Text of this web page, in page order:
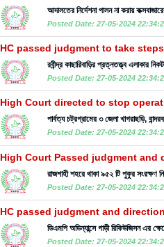
আদালতের নির্দেশনা পালন না করায়
Posted Date: 27-05-2024
HC passed judgment to take
রবীন্দ্র কাছারিবাড়ির প্রত্নতত্ত্ব এলাকার
Posted Date: 27-05-2024
High Court directed to stop
পার্বত্য চট্রগ্রামের ৩ জেলা খাগরাছড়ি,
Posted Date: 27-05-2024
High Court Passed judgment
রাজশাহী শহরে থাকা ৯৫২ টি পুকুর সংরক্ষণ
Posted Date: 27-05-2024
HC passed judgment and
ডিএমপি অডিন্যান্সে গাড়ী রিকিউজিসন এর
Posted Date: 27-05-2024